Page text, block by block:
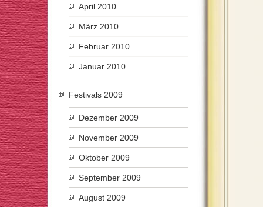
April 2010
März 2010
Februar 2010
Januar 2010
Festivals 2009
Dezember 2009
November 2009
Oktober 2009
September 2009
August 2009